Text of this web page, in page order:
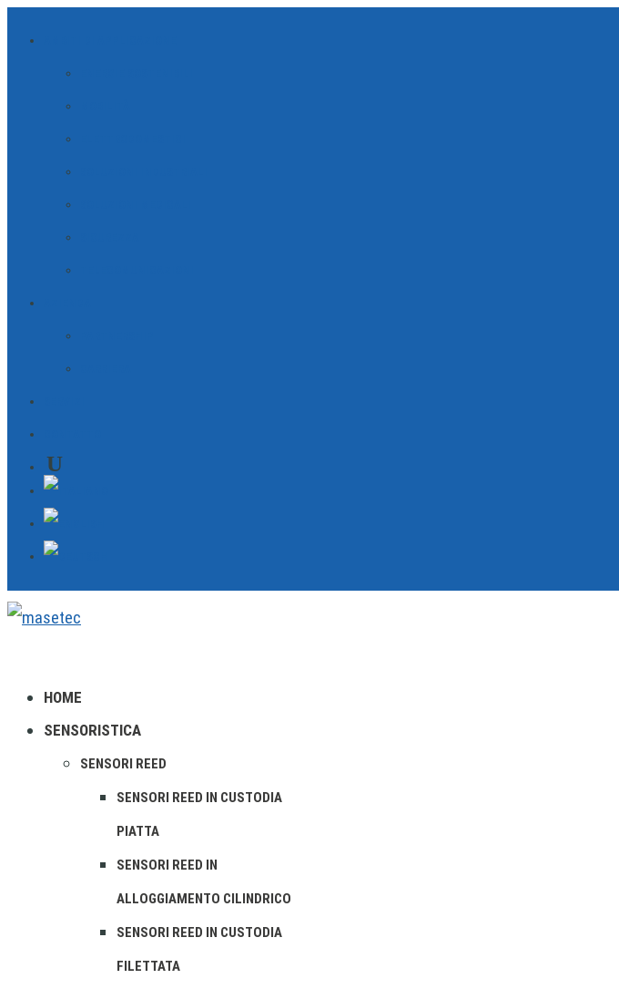
HOME
SENSORISTICA
SENSORI REED
SENSORI REED IN CUSTODIA
PIATTA
SENSORI REED IN
ALLOGGIAMENTO CILINDRICO
SENSORI REED IN CUSTODIA
FILETTATA